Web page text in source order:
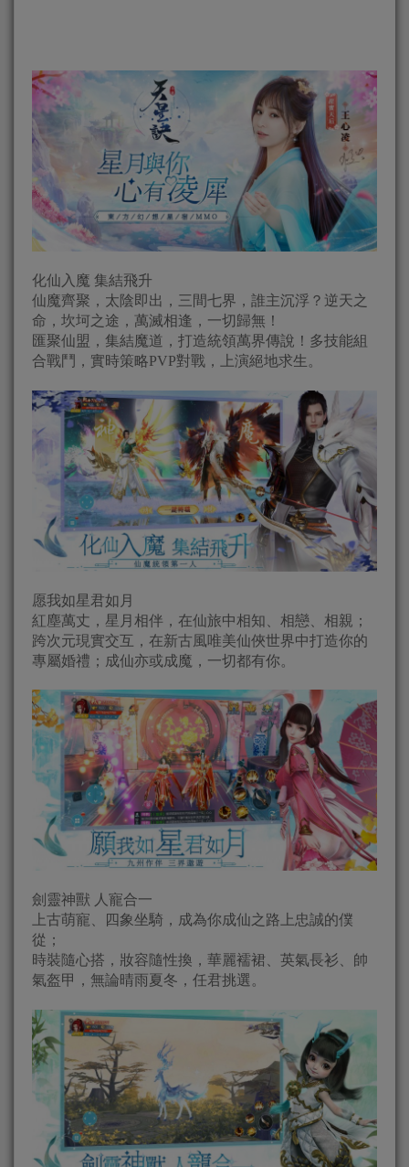
化仙入魔 集結飛升
仙魔齊聚，太陰即出，三間七界，誰主沉浮？逆天之
命，坎坷之途，萬滅相逢，一切歸無！
匯聚仙盟，集結魔道，打造統領萬界傳說！多技能組
合戰鬥，實時策略PVP對戰，上演絕地求生。
愿我如星君如月
紅塵萬丈，星月相伴，在仙旅中相知、相戀、相親；
跨次元現實交互，在新古風唯美仙俠世界中打造你的
專屬婚禮；成仙亦或成魔，一切都有你。
劍靈神獸 人寵合一
上古萌寵、四象坐騎，成為你成仙之路上忠誠的僕
從；
時裝隨心搭，妝容隨性換，華麗襦裙、英氣長衫、帥
氣盔甲，無論晴雨夏冬，任君挑選。